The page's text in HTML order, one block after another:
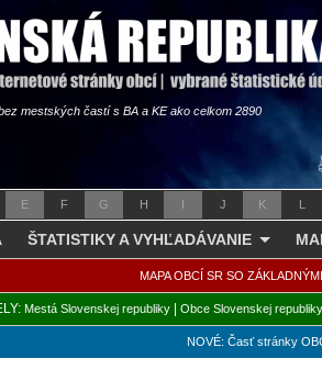
mestských častí s BA a KE ako celkom 2890
E F G H I J K L
ŠTATISTIKY A VYHĽADÁVANIE
MAPA OBCÍ SR SO
Mestá Slovenskej republiky| Obce Slovenskej republiky
NOVÉ: Časť stránky